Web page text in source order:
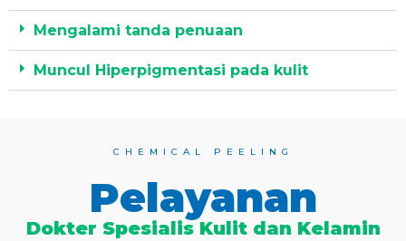
Mengalami tanda penuaan
Muncul Hiperpigmentasi pada kulit
CHEMICAL PEELING
Pelayanan
Dokter Spesialis Kulit dan Kelamin